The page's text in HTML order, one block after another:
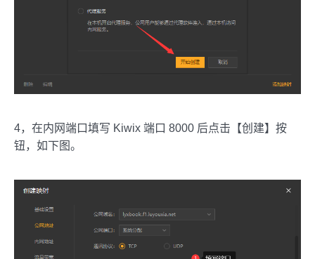
4，在内网端口填写 Kiwix 端口 8000 后点击【创建】按
钮，如下图。